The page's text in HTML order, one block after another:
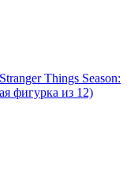
Things Season:
фигурка из 12)